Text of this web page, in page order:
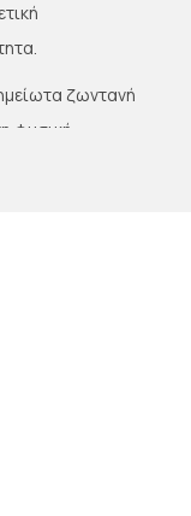
ζωντανή
φυσική
υλικών κοπής